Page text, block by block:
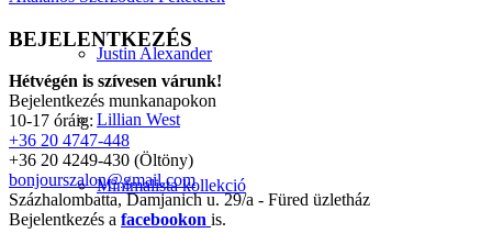
Justin Alexander
Lillian West
Minimalista kollekció
BEJELENTKEZÉS
Hétvégén is szívesen várunk!
Bejelentkezés munkanapokon
10-17 óráig:
+36 20 4747-448
+36 20 4249-430 (Öltöny)
bonjourszalon@gmail.com
Százhalombatta, Damjanich u. 29/a - Füred üzletház
Bejelentkezés a facebookon is.